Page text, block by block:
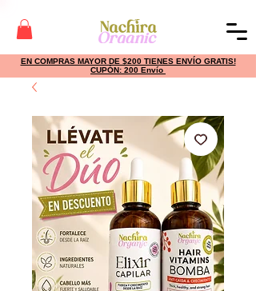
EN COMPRAS MAYOR DE $200 TIENES ENVÍO GRATIS!
CUPÓN: 200 Envío